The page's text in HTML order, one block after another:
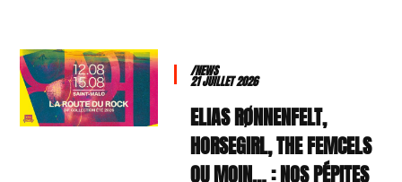
/NEWS
21 JUILLET 2026
ELIAS RØNNENFELT,
HORSEGIRL, THE FEMCELS
OU MOIN… : NOS PÉPITES